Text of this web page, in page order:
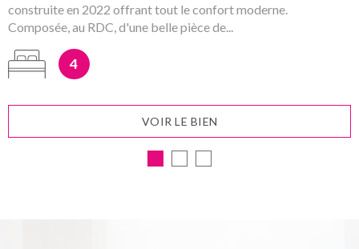
En 2021, le Centre Immobilier INTRAMUROS devient le 1
Centre Immobilier du VAR-Est !
Nous mettons à votre disposition notre fichier de + de 500
biens situés sur le secteur SAINT-RAPHAEL/FREJUS et
alentours. Vous bénéficierez ainsi de l'accompagnement d'un
expert pour votreprojet immobilier à Fréjusou à Saint-
Avec une moyenne de note à 4.9/5 sur Google, notre Centre est
fier de ses équipes et de leur travail reconnu par ses clients.
construite en 2022 offrant tout le confort moderne.
Composée, au RDC, d'une belle pièce de...
4
VOIR LE BIEN